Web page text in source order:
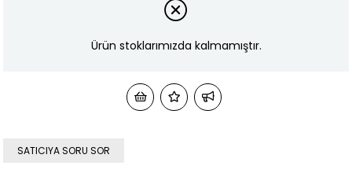
Ürün stoklarımızda kalmamıştır.
SATICIYA SORU SOR